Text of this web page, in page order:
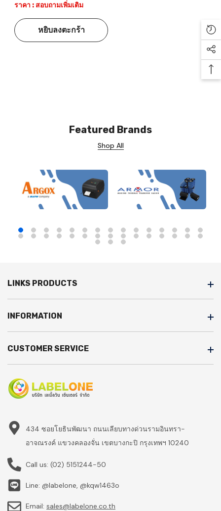
ราคา : สอบถามเพิ่มเติม
หยิบลงตะกร้า
Featured Brands
Shop All
LINKS PRODUCTS
INFORMATION
CUSTOMER SERVICE
434 ซอยโยธินพัฒนา ถนนเลียบทางด่วนรามอินทรา-
อาจณรงค์ แขวงคลองจั่น เขตบางกะปิ กรุงเทพฯ 10240
Call us: (02) 5151244-50
Line: @labelone, @kqw1463o
Email: sales@labelone.co.th